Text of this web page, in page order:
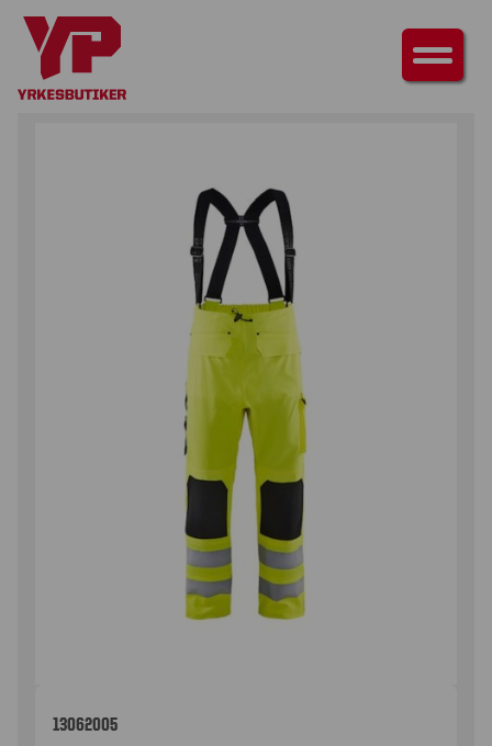
HEM UNDERDELAR
13062005